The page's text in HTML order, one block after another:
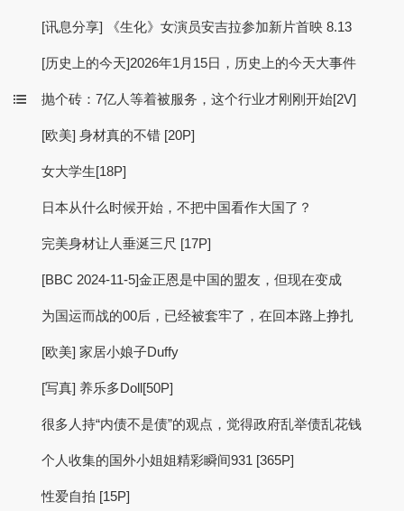
[讯息分享] 《生化》女演员安吉拉参加新片首映 8.13
[历史上的今天]2026年1月15日，历史上的今天大事件
抛个砖：7亿人等着被服务，这个行业才刚刚开始[2V]
[欧美] 身材真的不错 [20P]
女大学生[18P]
日本从什么时候开始，不把中国看作大国了？
完美身材让人垂涎三尺 [17P]
[BBC 2024-11-5]​​金正恩是中国的盟友，但现在变成
为国运而战的00后，已经被套牢了，在回本路上挣扎
[欧美] 家居小娘子Duffy
[写真] 养乐多Doll[50P]
很多人持“内债不是债”的观点，觉得政府乱举债乱花钱
个人收集的国外小姐姐精彩瞬间931 [365P]
性爱自拍 [15P]